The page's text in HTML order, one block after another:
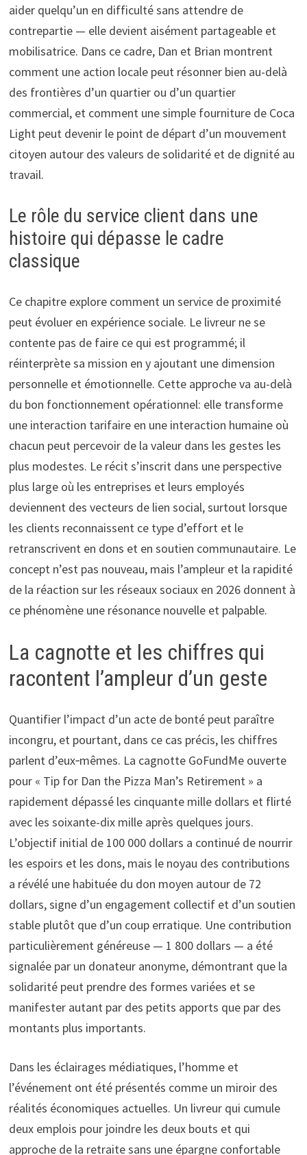
aider quelqu’un en difficulté sans attendre de
contrepartie — elle devient aisément partageable et
mobilisatrice. Dans ce cadre, Dan et Brian montrent
comment une action locale peut résonner bien au-delà
des frontières d’un quartier ou d’un quartier
commercial, et comment une simple fourniture de Coca
Light peut devenir le point de départ d’un mouvement
citoyen autour des valeurs de solidarité et de dignité au
travail.
Le rôle du service client dans une
histoire qui dépasse le cadre
classique
Ce chapitre explore comment un service de proximité
peut évoluer en expérience sociale. Le livreur ne se
contente pas de faire ce qui est programmé; il
réinterprète sa mission en y ajoutant une dimension
personnelle et émotionnelle. Cette approche va au-delà
du bon fonctionnement opérationnel: elle transforme
une interaction tarifaire en une interaction humaine où
chacun peut percevoir de la valeur dans les gestes les
plus modestes. Le récit s’inscrit dans une perspective
plus large où les entreprises et leurs employés
deviennent des vecteurs de lien social, surtout lorsque
les clients reconnaissent ce type d’effort et le
retranscrivent en dons et en soutien communautaire. Le
concept n’est pas nouveau, mais l’ampleur et la rapidité
de la réaction sur les réseaux sociaux en 2026 donnent à
ce phénomène une résonance nouvelle et palpable.
La cagnotte et les chiffres qui
racontent l’ampleur d’un geste
Quantifier l’impact d’un acte de bonté peut paraître
incongru, et pourtant, dans ce cas précis, les chiffres
parlent d’eux‑mêmes. La cagnotte GoFundMe ouverte
pour « Tip for Dan the Pizza Man’s Retirement » a
rapidement dépassé les cinquante mille dollars et flirté
avec les soixante-dix mille après quelques jours.
L’objectif initial de 100 000 dollars a continué de nourrir
les espoirs et les dons, mais le noyau des contributions
a révélé une habituée du don moyen autour de 72
dollars, signe d’un engagement collectif et d’un soutien
stable plutôt que d’un coup erratique. Une contribution
particulièrement généreuse — 1 800 dollars — a été
signalée par un donateur anonyme, démontrant que la
solidarité peut prendre des formes variées et se
manifester autant par des petits apports que par des
montants plus importants.
Dans les éclairages médiatiques, l’homme et
l’événement ont été présentés comme un miroir des
réalités économiques actuelles. Un livreur qui cumule
deux emplois pour joindre les deux bouts et qui
approche de la retraite sans une épargne confortable